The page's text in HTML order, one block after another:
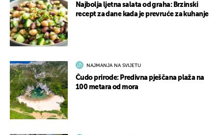
Najbolja ljetna salata od graha: Brzinski
recept za dane kada je prevruće za kuhanje
NAJMANJA NA SVIJETU
Čudo prirode: Predivna pješčana plaža na
100 metara od mora